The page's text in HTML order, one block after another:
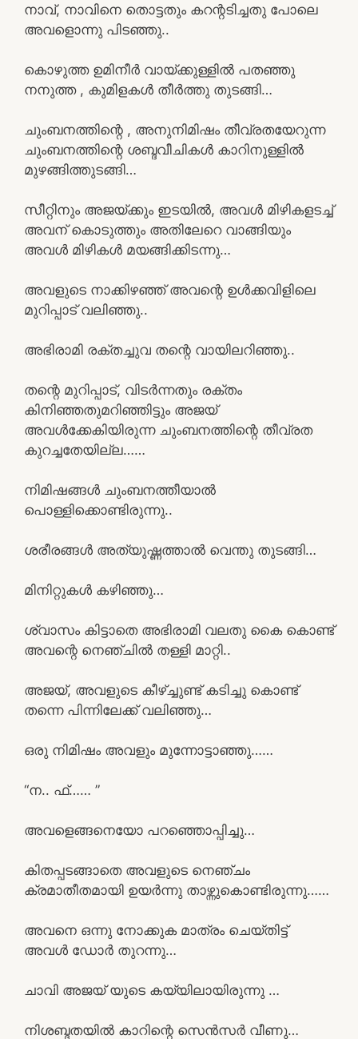
നാവ്, നാവിനെ തൊട്ടതും കറന്റടിച്ചതു പോലെ
അവളൊന്നു പിടഞ്ഞു..
കൊഴുത്ത ഉമിനീർ വായ്ക്കുള്ളിൽ പതഞ്ഞു
നനുത്ത , കുമിളകൾ തീർത്തു തുടങ്ങി…
ചുംബനത്തിന്റെ , അനുനിമിഷം തീവ്രതയേറുന്ന
ചുംബനത്തിന്റെ ശബ്ദവീചികൾ കാറിനുള്ളിൽ
മുഴങ്ങിത്തുടങ്ങി…
സീറ്റിനും അജയ്ക്കും ഇടയിൽ, അവൾ മിഴികളടച്ച്
അവന് കൊടുത്തും അതിലേറെ വാങ്ങിയും
അവൾ മിഴികൾ മയങ്ങിക്കിടന്നു…
അവളുടെ നാക്കിഴഞ്ഞ് അവന്റെ ഉൾക്കവിളിലെ
മുറിപ്പാട് വലിഞ്ഞു..
അഭിരാമി രക്തച്ചുവ തന്റെ വായിലറിഞ്ഞു..
തന്റെ മുറിപ്പാട്, വിടർന്നതും രക്തം
കിനിഞ്ഞതുമറിഞ്ഞിട്ടും അജയ്
അവൾക്കേകിയിരുന്ന ചുംബനത്തിന്റെ തീവ്രത
കുറച്ചതേയില്ല……
നിമിഷങ്ങൾ ചുംബനത്തീയാൽ
പൊള്ളിക്കൊണ്ടിരുന്നു..
ശരീരങ്ങൾ അത്യുഷ്ണത്താൽ വെന്തു തുടങ്ങി…
മിനിറ്റുകൾ കഴിഞ്ഞു…
ശ്വാസം കിട്ടാതെ അഭിരാമി വലതു കൈ കൊണ്ട്
അവന്റെ നെഞ്ചിൽ തള്ളി മാറ്റി..
അജയ്, അവളുടെ കീഴ്ച്ചുണ്ട് കടിച്ചു കൊണ്ട്
തന്നെ പിന്നിലേക്ക് വലിഞ്ഞു…
ഒരു നിമിഷം അവളും മുന്നോട്ടാഞ്ഞു……
“ന.. ഫ്…… ”
അവളെങ്ങനെയോ പറഞ്ഞൊപ്പിച്ചു…
കിതപ്പടങ്ങാതെ അവളുടെ നെഞ്ചം
ക്രമാതീതമായി ഉയർന്നു താഴ്ന്നുകൊണ്ടിരുന്നു……
അവനെ ഒന്നു നോക്കുക മാത്രം ചെയ്തിട്ട്
അവൾ ഡോർ തുറന്നു…
ചാവി അജയ് യുടെ കയ്യിലായിരുന്നു …
നിശബ്ദതയിൽ കാറിന്റെ സെൻസർ വീണു…